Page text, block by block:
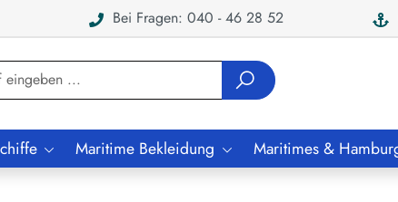
Bei Fragen: 040 - 46 28 52
Maritime Bekleidung Maritimes &